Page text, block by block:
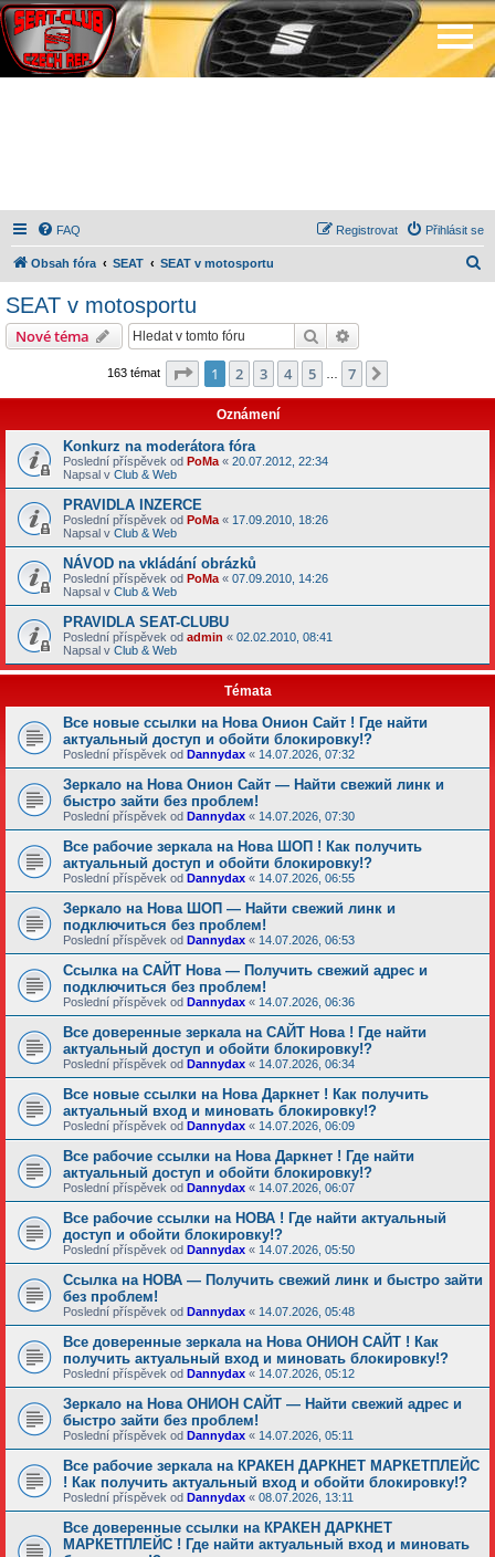
FAQ Přihlásit se
Registrovat
Obsah fóra SEAT SEAT v motosportu
SEAT v motosportu
Nové téma Hledat
163 témat Stránka z
1 2 3 4 5 7
Oznámení
Konkurz na moderátora fóra
Poslední příspěvek od PoMa « 20.07.2012, 22:34
Napsal v Club & Web
PRAVIDLA INZERCE
Poslední příspěvek od PoMa « 17.09.2010, 18:26
Napsal v Club & Web
NÁVOD na vkládání obrázků
Poslední příspěvek od PoMa « 07.09.2010, 14:26
Napsal v Club & Web
PRAVIDLA SEAT-CLUBU
Poslední příspěvek od admin « 02.02.2010, 08:41
Napsal v Club & Web
Témata
Все новые ссылки на Нова Онион Сайт ! Где найти
актуальный доступ и обойти блокировку!?
Poslední příspěvek od Dannydax « 14.07.2026, 07:32
Зеркало на Нова Онион Сайт — Найти свежий линк и
быстро зайти без проблем!
Poslední příspěvek od Dannydax « 14.07.2026, 07:30
Все рабочие зеркала на Нова ШОП ! Как получить
актуальный доступ и обойти блокировку!?
Poslední příspěvek od Dannydax « 14.07.2026, 06:55
Зеркало на Нова ШОП — Найти свежий линк и
подключиться без проблем!
Poslední příspěvek od Dannydax « 14.07.2026, 06:53
Ссылка на САЙТ Нова — Получить свежий адрес и
подключиться без проблем!
Poslední příspěvek od Dannydax « 14.07.2026, 06:36
Все доверенные зеркала на САЙТ Нова ! Где найти
актуальный доступ и обойти блокировку!?
Poslední příspěvek od Dannydax « 14.07.2026, 06:34
Все новые ссылки на Нова Даркнет ! Как получить
актуальный вход и миновать блокировку!?
Poslední příspěvek od Dannydax « 14.07.2026, 06:09
Все рабочие ссылки на Нова Даркнет ! Где найти
актуальный доступ и обойти блокировку!?
Poslední příspěvek od Dannydax « 14.07.2026, 06:07
Все рабочие ссылки на НОВА ! Где найти актуальный
доступ и обойти блокировку!?
Poslední příspěvek od Dannydax « 14.07.2026, 05:50
Ссылка на НОВА — Получить свежий линк и быстро зайти
без проблем!
Poslední příspěvek od Dannydax « 14.07.2026, 05:48
Все доверенные зеркала на Нова ОНИОН САЙТ ! Как
получить актуальный вход и миновать блокировку!?
Poslední příspěvek od Dannydax « 14.07.2026, 05:12
Зеркало на Нова ОНИОН САЙТ — Найти свежий адрес и
быстро зайти без проблем!
Poslední příspěvek od Dannydax « 14.07.2026, 05:11
Все рабочие зеркала на КРАКЕН ДАРКНЕТ МАРКЕТПЛЕЙС
! Как получить актуальный вход и обойти блокировку!?
Poslední příspěvek od Dannydax « 08.07.2026, 13:11
Все доверенные ссылки на КРАКЕН ДАРКНЕТ
МАРКЕТПЛЕЙС ! Где найти актуальный вход и миновать